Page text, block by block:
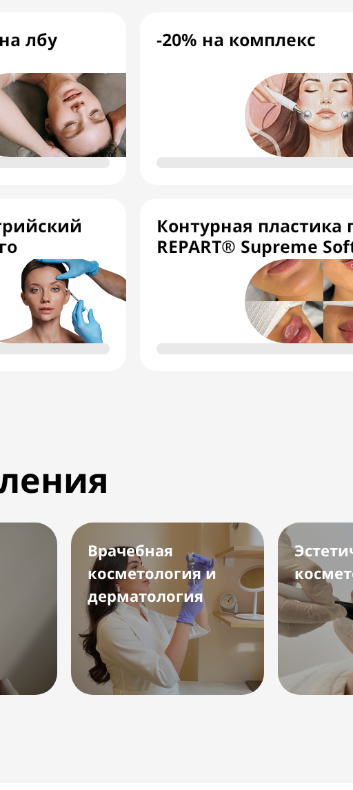
лбу -20% на комплекс
Контурная пластика
REPART® Supreme
Врачебная
косметология и
дерматология